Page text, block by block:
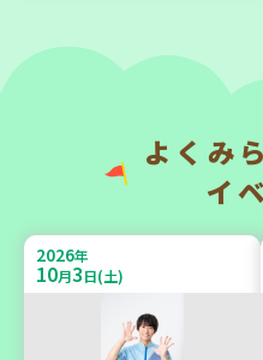
親子で楽しむ
よくみ
イ
2026年
10月3日(土)